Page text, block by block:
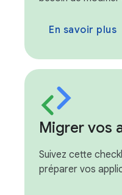
En savoir plus
Migrer vos
Suivez cette
préparer vos